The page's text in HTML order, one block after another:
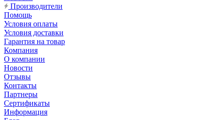
Производители
Помощь
Условия оплаты
Условия доставки
Гарантия на товар
Компания
О компании
Новости
Отзывы
Контакты
Партнеры
Сертификаты
Информация